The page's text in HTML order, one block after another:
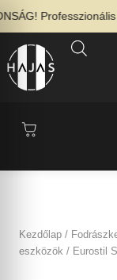
Professzionális
Kezdőlap /
eszközök / Eurostil